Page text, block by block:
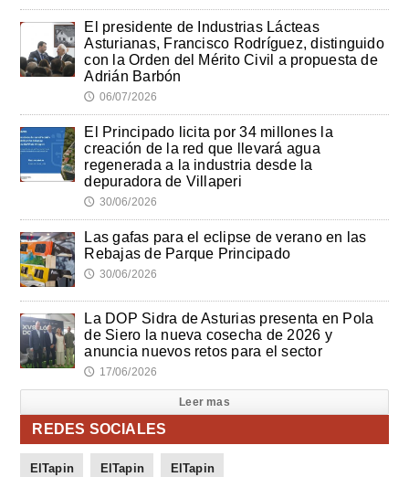
El presidente de Industrias Lácteas
Asturianas, Francisco Rodríguez, distinguido
con la Orden del Mérito Civil a propuesta de
Adrián Barbón
🕔 06/07/2026
El Principado licita por 34 millones la
creación de la red que llevará agua
regenerada a la industria desde la
depuradora de Villaperi
🕔 30/06/2026
Las gafas para el eclipse de verano en las
Rebajas de Parque Principado
🕔 30/06/2026
La DOP Sidra de Asturias presenta en Pola
de Siero la nueva cosecha de 2026 y
anuncia nuevos retos para el sector
🕔 17/06/2026
Leer mas
REDES SOCIALES
ElTapin ElTapin ElTapin